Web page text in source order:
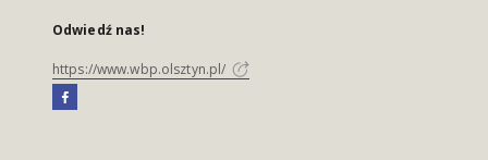
Odwiedź nas!
https://www.wbp.olsztyn.pl/